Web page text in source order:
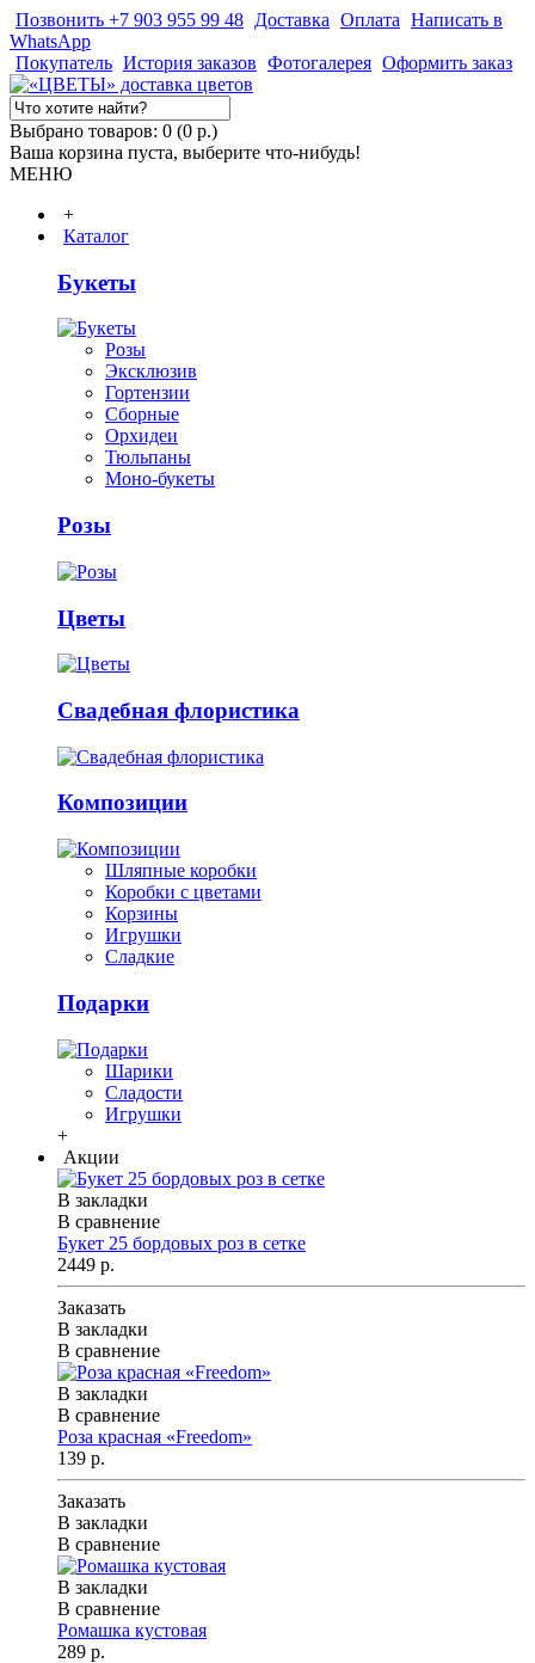
Позвонить +7 903 955 99 48 Доставка Оплата Написать в
WhatsApp
Покупатель История заказов Фотогалерея Оформить заказ
Выбрано товаров: 0 (0 р.)
Ваша корзина пуста, выберите что-нибудь!
МЕНЮ
+
Каталог
Букеты
Розы
Эксклюзив
Гортензии
Сборные
Орхидеи
Тюльпаны
Моно-букеты
Розы
Цветы
Свадебная флористика
Композиции
Шляпные коробки
Коробки с цветами
Корзины
Игрушки
Сладкие
Подарки
Шарики
Сладости
Игрушки
+
Акции
В закладки
В сравнение
Букет 25 бордовых роз в сетке
2449 р.
Заказать
В закладки
В сравнение
В закладки
В сравнение
Роза красная «Freedom»
139 р.
Заказать
В закладки
В сравнение
В закладки
В сравнение
Ромашка кустовая
289 р.